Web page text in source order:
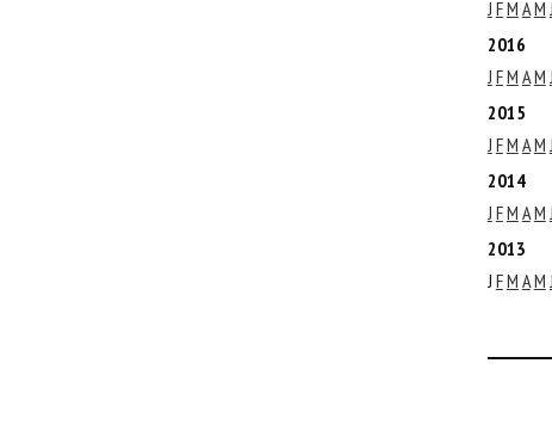
J FM AM J
2016
J FM AM J
2015
J FM AM J
2014
J FM AM J
2013
J FM AM J